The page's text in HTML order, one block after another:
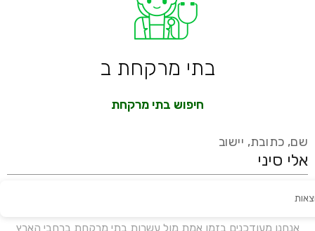
בתי מרקחת ב
חיפוש בתי מרקחת
שם, כתובת, יישוב
אנחנו מעודכנים בזמן אמת מול עשרות בתי מרקחת ברחבי הארץ